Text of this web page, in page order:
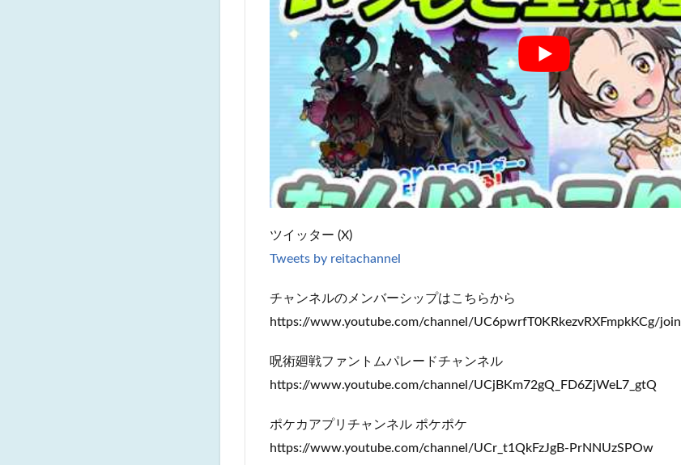
ツイッター (X)
Tweets by reitachannel
チャンネルのメンバーシップはこちらから
https://www.youtube.com/channel/UC6pwrfT0KRkezvRXFmpkKCg/join
呪術廻戦ファントムパレードチャンネル
https://www.youtube.com/channel/UCjBKm72gQ_FD6ZjWeL7_gtQ
ポケカアプリチャンネル ポケポケ
https://www.youtube.com/channel/UCr_t1QkFzJgB-PrNNUzSPOw